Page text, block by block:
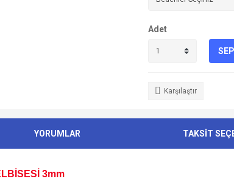
Adet
Karşılaştır
YORUMLAR TAKSİT
3mm